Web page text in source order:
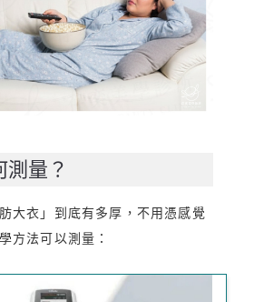
測量？
大衣」到底有多厚，不用憑感覺
方法可以測量：